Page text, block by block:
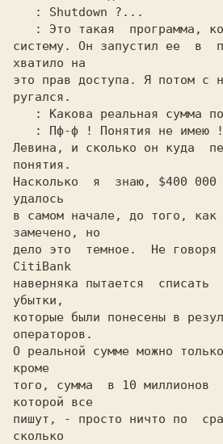
: Shutdown ?...
: Это такая  программа,
систему. Он запустил ее  в
хватило на
это прав доступа. Я потом с
ругался.
: Какова реальная сумма
: Пф-ф ! Понятия не имею
Левина, и сколько он куда
понятия.
Насколько  я  знаю, $400
удалось
в самом начале, до того, как
замечено, но
дело это  темное.  Не
CitiBank
наверняка пытается  списать
убытки,
которые были понесены в
операторов.
О реальной сумме можно
кроме
того, сумма  в 10 миллионов
которой все
пишут, - просто ничто по
сколько